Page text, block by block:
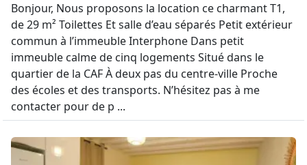
Bonjour, Nous proposons la location ce charmant T1,
de 29 m² Toilettes Et salle d’eau séparés Petit extérieur
commun à l’immeuble Interphone Dans petit
immeuble calme de cinq logements Situé dans le
quartier de la CAF À deux pas du centre-ville Proche
des écoles et des transports. N’hésitez pas à me
contacter pour de p ...